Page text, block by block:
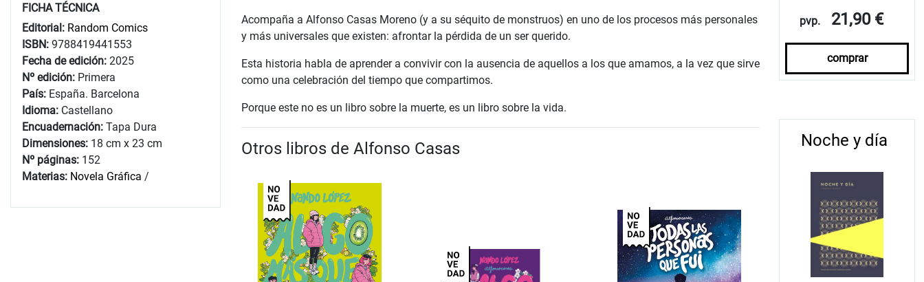
FICHA TÉCNICA
Editorial: Random Comics
ISBN: 9788419441553
Fecha de edición: 2025
Nº edición: Primera
País: España. Barcelona
Idioma: Castellano
Encuadernación: Tapa Dura
Dimensiones: 18 cm x 23 cm
Nº páginas: 152
Materias: Novela Gráfica /
Acompaña a Alfonso Casas Moreno (y a su séquito de monstruos) en uno de los procesos más personales
y más universales que existen: afrontar la pérdida de un ser querido.
Esta historia habla de aprender a convivir con la ausencia de aquellos a los que amamos, a la vez que sirve
como una celebración del tiempo que compartimos.
Porque este no es un libro sobre la muerte, es un libro sobre la vida.
Otros libros de Alfonso Casas
pvp. 21,90 €
comprar
Noche y día